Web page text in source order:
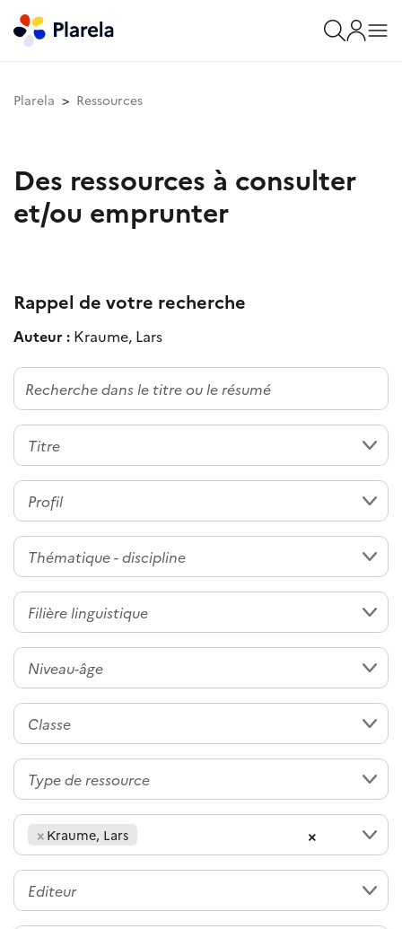
Plarela Ressources
Des ressources à consulter
et/ou emprunter
Rappel de votre recherche
Auteur : Kraume, Lars
×
× Kraume, Lars